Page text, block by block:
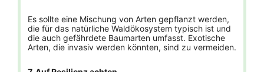
Es sollte eine Mischung von Arten gepflanzt werden,
die für das natürliche Waldökosystem typisch ist und
die auch gefährdete Baumarten umfasst. Exotische
Arten, die invasiv werden könnten, sind zu vermeiden.